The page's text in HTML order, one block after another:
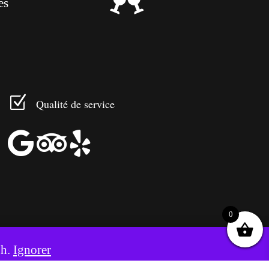
Ignorer
Z Qualité de service

0